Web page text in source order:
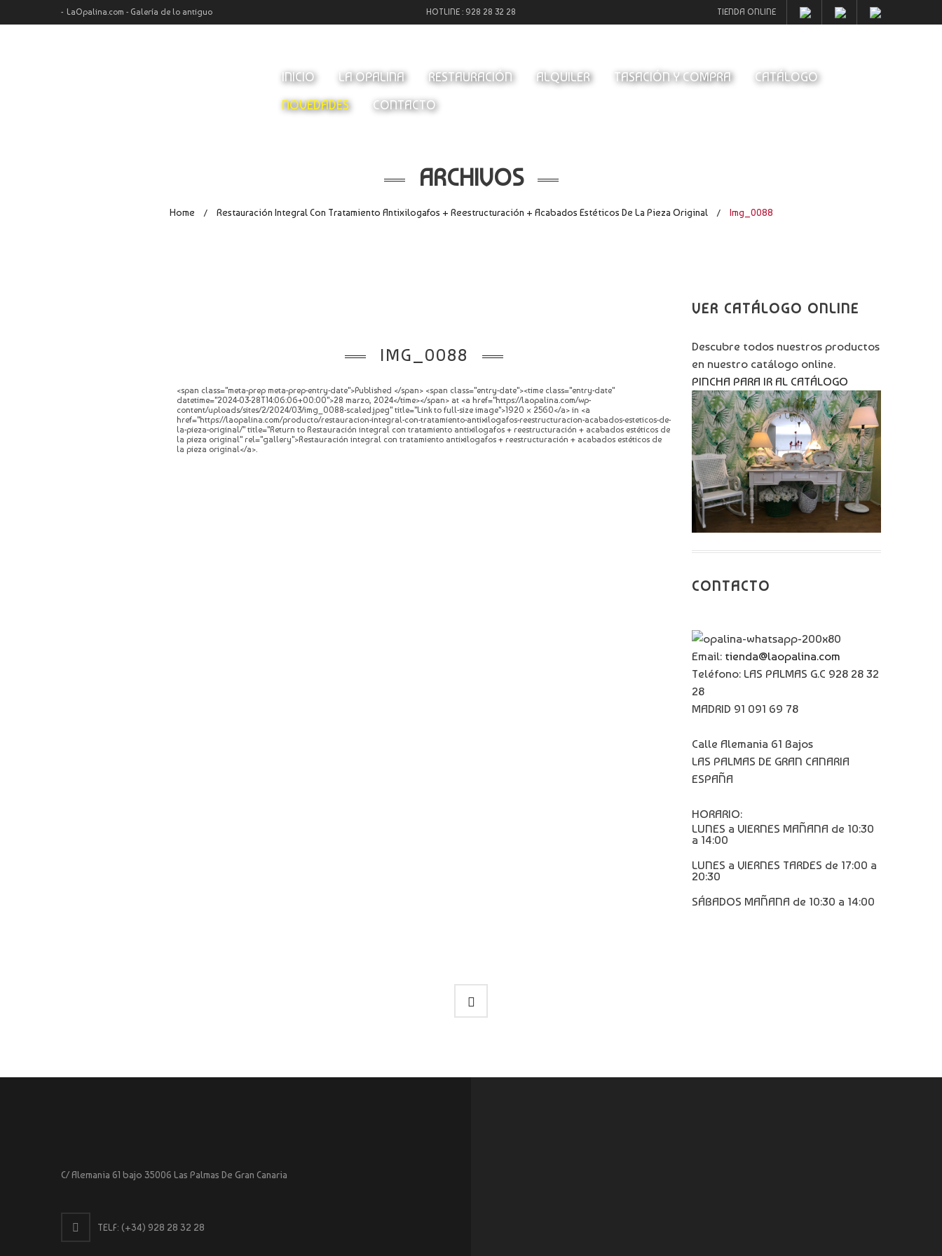
LaOpalina.com - Galería de lo antiguo HOTLINE : 928 28 32 28 TIENDA ONLINE
INICIO LA OPALINA RESTAURACIÓN ALQUILER TASACIÓN Y COMPRA
CATÁLOGO
NOVEDADES
CONTACTO
ARCHIVOS
Home / Restauración Integral Con Tratamiento Antixilogafos + Reestructuración + Acabados Estéticos De La Pieza Original / Img_0088
IMG_0088
<span class="meta-prep meta-prep-entry-date">Published </span> <span class="entry-date"><time class="entry-date"
datetime="2024-03-28T14:06:06+00:00">28 marzo, 2024</time></span> at <a href="https://laopalina.com/wp-
content/uploads/sites/2/2024/03/img_0088-scaled.jpeg" title="Link to full-size image">1920 × 2560</a> in <a
href="https://laopalina.com/producto/restauracion-integral-con-tratamiento-antixilogafos-reestructuracion-acabados-esteticos-de-
la-pieza-original/" title="Return to Restauración integral con tratamiento antixilogafos + reestructuración + acabados estéticos de
la pieza original" rel="gallery">Restauración integral con tratamiento antixilogafos + reestructuración + acabados estéticos de
la pieza original</a>.
VER CATÁLOGO ONLINE
Descubre todos nuestros productos
en nuestro catálogo online.
PINCHA PARA IR AL CATÁLOGO
CONTACTO
Email: tienda@laopalina.com
Teléfono: LAS PALMAS G.C 928 28 32
28
MADRID 91 091 69 78
Calle Alemania 61 Bajos
LAS PALMAS DE GRAN CANARIA
ESPAÑA
HORARIO:
LUNES a VIERNES MAÑANA de 10:30
a 14:00
LUNES a VIERNES TARDES de 17:00 a
20:30
SÁBADOS MAÑANA de 10:30 a 14:00
C/ Alemania 61 bajo 35006 Las Palmas De Gran Canaria
TELF: (+34) 928 28 32 28